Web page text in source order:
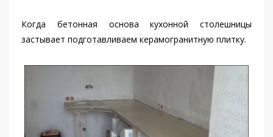
Когда бетонная основа кухонной столешницы
застывает подготавливаем керамогранитную плитку.